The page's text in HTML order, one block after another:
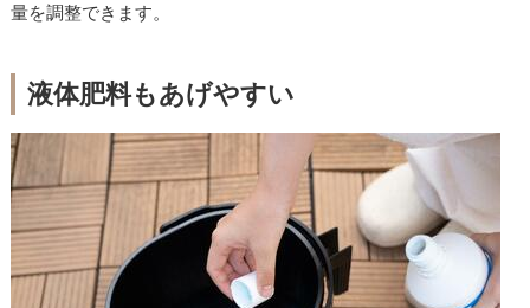
量を調整できます。
液体肥料もあげやすい